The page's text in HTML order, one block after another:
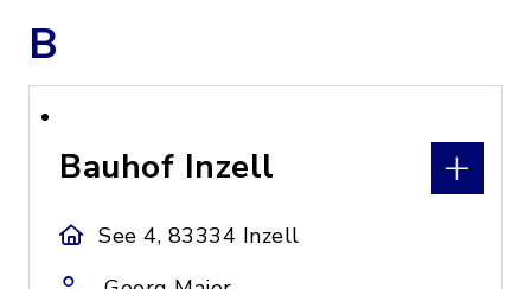
B
Bauhof Inzell
See 4, 83334 Inzell